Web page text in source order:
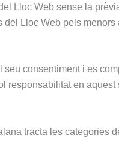
Lloc Web sense la
Lloc Web pels
consentiment i es
responsabilitat en aquest
tracta les categories